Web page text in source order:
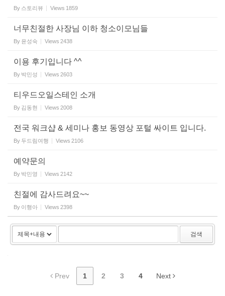
By 스토리뷰 Views 1859
너무친절한 사장님 이하 청소이모님들
By 윤성숙 Views 2438
이용 후기입니다 ^^
By 박민성 Views 2603
티우드오일스테인 소개
By 김동현 Views 2008
전국 워크샵 & 세미나 홍보 동영상 포털 싸이트 입니다.
By 두드림여행 Views 2106
예약문의
By 박민영 Views 2142
친절에 감사드려요~~
By 이행아 Views 2398
검색
Prev 1 2 3 4 Next